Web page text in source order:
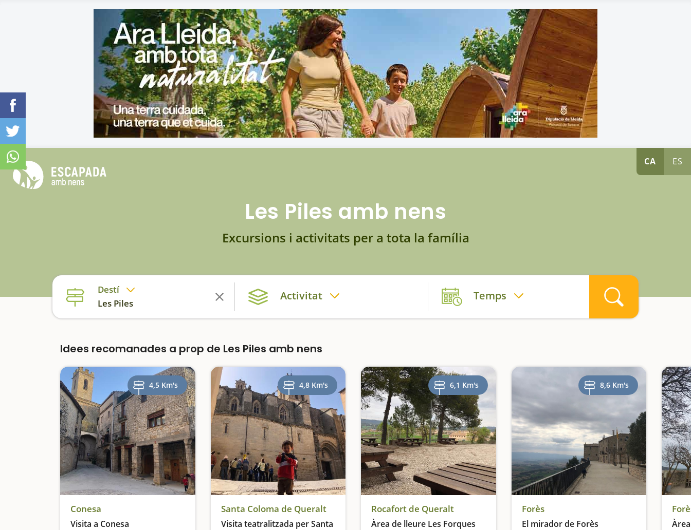
CA ES
Les Piles amb nens
Excursions i activitats per a tota la família
Destí
Les Piles
Activitat Temps
Idees recomanades a prop de Les Piles amb nens
4,5 Km's
Conesa
Visita a Conesa
4,8 Km's
Santa Coloma de Queralt
Visita teatralitzada per Santa
6,1 Km's
Rocafort de Queralt
Àrea de lleure Les Forques
8,6 Km's
Forès
El mirador de Forès